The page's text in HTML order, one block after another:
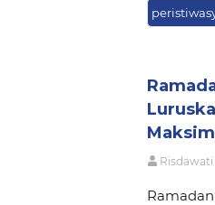
Risdawati